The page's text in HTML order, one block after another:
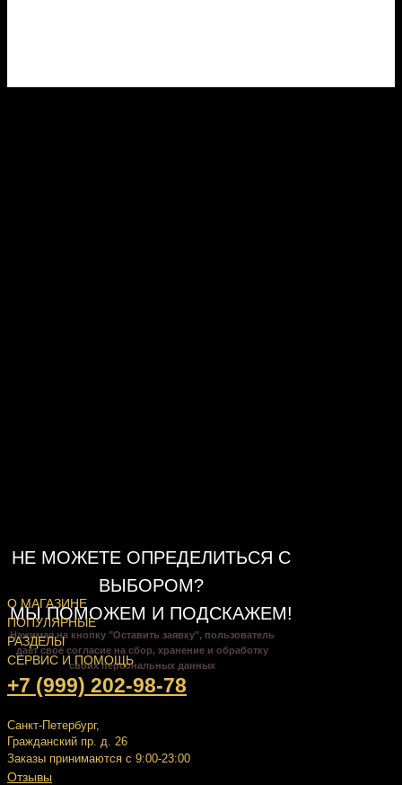
НЕ МОЖЕТЕ ОПРЕДЕЛИТЬСЯ С
ВЫБОРОМ?
МЫ ПОМОЖЕМ И ПОДСКАЖЕМ!
Нажимая на кнопку "Оставить заявку", пользователь
даёт своё согласие на сбор, хранение и обработку
своих персональных данных
О МАГАЗИНЕ
ПОПУЛЯРНЫЕ
РАЗДЕЛЫ
СЕРВИС И ПОМОЩЬ
+7 (999) 202-98-78
Санкт-Петербург,
Гражданский пр. д. 26
Заказы принимаются с 9:00-23:00
Отзывы